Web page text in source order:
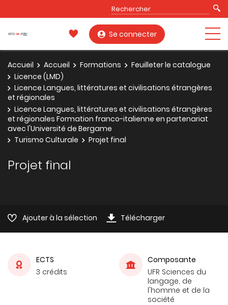
Se connecter
Accueil Accueil Formations
Feuilleter le catalogue
Licence (LMD)
Licence Langues, littératures et civilisations étrangères
et régionales
Licence Langues, littératures et civilisations étrangères
et régionales Formation franco-italienne en partenariat
avec l'Université de Bergame
Turismo Culturale
Projet final
Projet final
Ajouter à la sélection Télécharger
ECTS
3 crédits
Composante
UFR Sciences du
langage, de
l'homme et de la
société